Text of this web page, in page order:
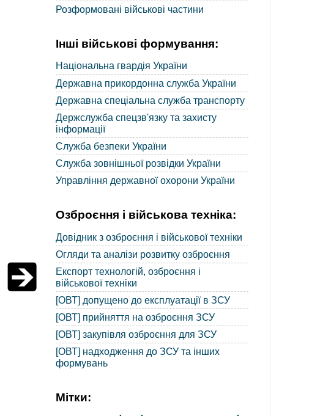
Розформовані військові частини
Інші військові формування:
Національна гвардія України
Державна прикордонна служба України
Державна спеціальна служба транспорту
Держслужба спецзв'язку та захисту
інформації
Служба безпеки України
Служба зовнішньої розвідки України
Управління державної охорони України
Озброєння і військова техніка:
Довідник з озброєння і військової техніки
Огляди та аналізи розвитку озброєння
Експорт технологій, озброєння і
військової техніки
[ОВТ] допущено до експлуатації в ЗСУ
[ОВТ] прийняття на озброєння ЗСУ
[ОВТ] закупівля озброєння для ЗСУ
[ОВТ] надходження до ЗСУ та інших
формувань
Мітки: